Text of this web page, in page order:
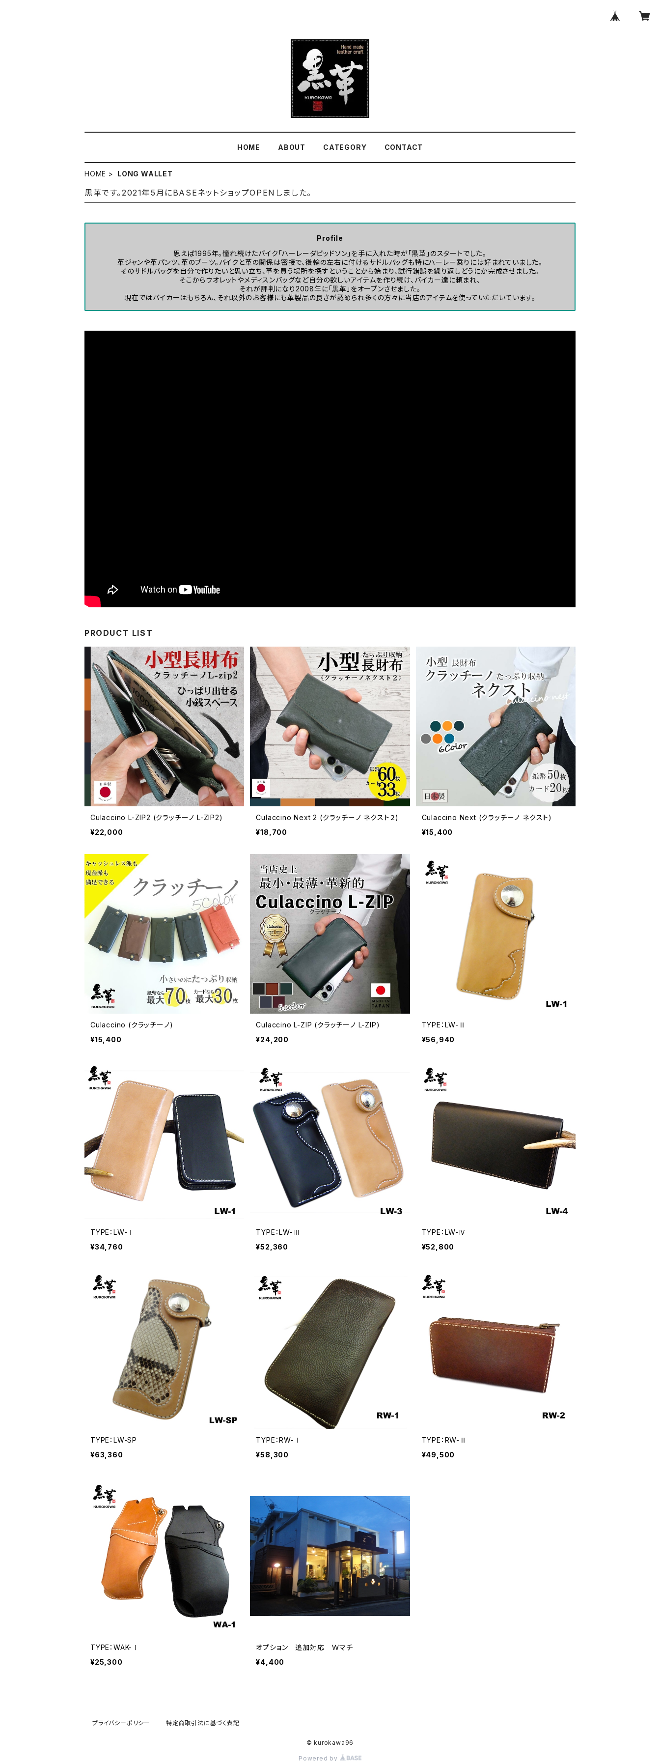
HOME ABOUT CATEGORY CONTACT
HOME LONG WALLET
黒革です。2021年5月にBASEネットショップOPENしました。
Profile
思えば1995年。憧れ続けたバイク「ハーレーダビッドソン」を手に入れた時が「黒革」のスタートでした。
革ジャンや革パンツ、革のブーツ。バイクと革の関係は密接で、後輪の左右に付けるサドルバッグも特にハーレー乗りには好まれていました。
そのサドルバッグを自分で作りたいと思い立ち、革を買う場所を探すということから始まり、試行錯誤を繰り返しどうにか完成させました。
そこからウオレットやメディスンバッグなど自分の欲しいアイテムを作り続け、バイカー達に頼まれ、
それが評判になり2008年に「黒革」をオープンさせました。
現在ではバイカーはもちろん、それ以外のお客様にも革製品の良さが認められ多くの方々に当店のアイテムを使っていただいています。
PRODUCT LIST
Culaccino L-ZIP2 (クラッチーノ L-ZIP2)
¥22,000
Culaccino Next 2 (クラッチーノ ネクスト２)
¥18,700
Culaccino Next (クラッチーノ ネクスト)
¥15,400
Culaccino (クラッチーノ)
¥15,400
Culaccino L-ZIP (クラッチーノ L-ZIP)
¥24,200
TYPE：LW-Ⅱ
¥56,940
TYPE：LW-Ⅰ
¥34,760
TYPE：LW-Ⅲ
¥52,360
TYPE：LW-Ⅳ
¥52,800
TYPE：LW-SP
¥63,360
TYPE：RW-Ⅰ
¥58,300
TYPE：RW-Ⅱ
¥49,500
TYPE：WAK-Ⅰ
¥25,300
オプション 追加対応 Ｗマチ
¥4,400
プライバシーポリシー 特定商取引法に基づく表記
© kurokawa96
Powered by